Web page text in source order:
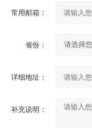
常用邮箱：
省份：
详细地址：
补充说明：